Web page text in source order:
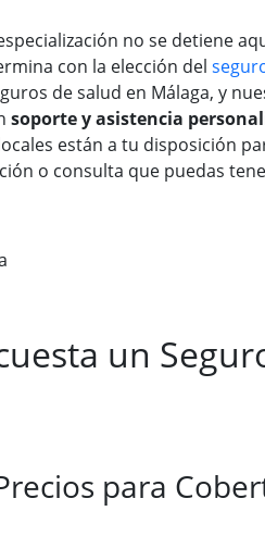
no se detiene
con la elección del
de salud en Málaga, y
soporte y asistencia
están a tu disposición
o consulta que puedas
un
para